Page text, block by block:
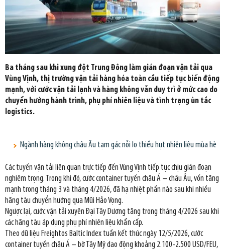
Ba tháng sau khi xung đột Trung Đông làm gián đoạn vận tải qua
Vùng Vịnh, thị trường vận tải hàng hóa toàn cầu tiếp tục biến động
mạnh, với cước vận tải lạnh và hàng không vẫn duy trì ở mức cao do
chuyển hướng hành trình, phụ phí nhiên liệu và tình trạng ùn tắc
logistics.
Ngành hàng không châu Âu tạm gác nỗi lo thiếu hụt nhiên liệu mùa hè
Các tuyến vận tải liên quan trực tiếp đến Vùng Vịnh tiếp tục chịu gián đoạn
nghiêm trọng. Trong khi đó, cước container tuyến châu Á – châu Âu, vốn tăng
mạnh trong tháng 3 và tháng 4/2026, đã hạ nhiệt phần nào sau khi nhiều
hãng tàu chuyển hướng qua Mũi Hảo Vọng.
Ngược lại, cước vận tải xuyên Đại Tây Dương tăng trong tháng 4/2026 sau khi
các hãng tàu áp dụng phụ phí nhiên liệu khẩn cấp.
Theo dữ liệu Freightos Baltic Index tuần kết thúc ngày 12/5/2026, cước
container tuyến châu Á – bờ Tây Mỹ dao động khoảng 2.100-2.500 USD/FEU,